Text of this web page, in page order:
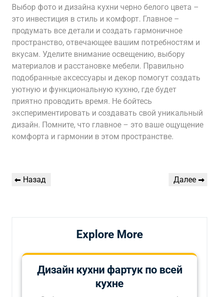
Выбор фото и дизайна кухни черно белого цвета –
это инвестиция в стиль и комфорт. Главное –
продумать все детали и создать гармоничное
пространство, отвечающее вашим потребностям и
вкусам. Уделите внимание освещению, выбору
материалов и расстановке мебели. Правильно
подобранные аксессуары и декор помогут создать
уютную и функциональную кухню, где будет
приятно проводить время. Не бойтесь
экспериментировать и создавать свой уникальный
дизайн. Помните, что главное – это ваше ощущение
комфорта и гармонии в этом пространстве.
Навигация
Предыдущая
Назад
Следующая
Далее
Explore More
Дизайн кухни фартук по всей
кухне